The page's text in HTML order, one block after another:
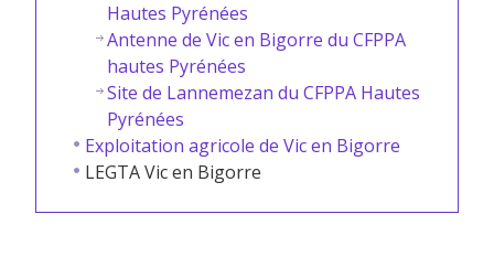
Hautes Pyrénées
Antenne de Vic en Bigorre du CFPPA
hautes Pyrénées
Site de Lannemezan du CFPPA Hautes
Pyrénées
Exploitation agricole de Vic en Bigorre
LEGTA Vic en Bigorre